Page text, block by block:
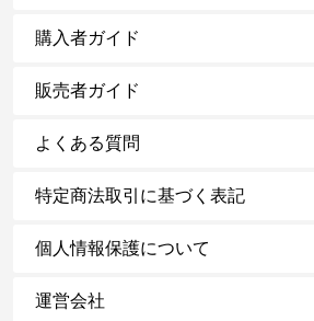
購入者ガイド
販売者ガイド
よくある質問
特定商法取引に基づく表記
個人情報保護について
運営会社